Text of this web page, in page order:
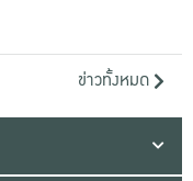
ข่าวทั้งหมด